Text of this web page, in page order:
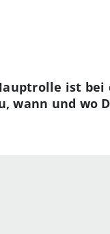
ist bei
wann und wo